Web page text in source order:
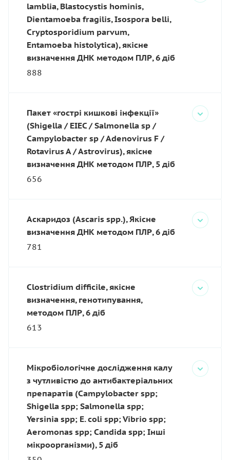
lamblia, Blastocystis hominis,
Dientamoeba fragilis, Isospora belli,
Cryptosporidium parvum,
Entamoeba histolytica), якісне
визначення ДНК методом ПЛР, 6 діб
888
Пакет «гострі кишкові інфекції»
(Shigella / ЕIEC / Salmonella sp /
Campylobacter sp / Adenovirus F /
Rotavirus A / Astrovirus), якісне
визначення ДНК методом ПЛР, 5 діб
656
Аскаридоз (Ascaris spp.), Якісне
визначення ДНК методом ПЛР, 6 діб
781
Clostridium difficile, якісне
визначення, генотипування,
методом ПЛР, 6 діб
613
Мікробіологічне дослідження калу
з чутливістю до антибактеріальних
препаратів (Campylobacter spp;
Shigella spp; Salmonella spp;
Yersinia spp; E. coli spp; Vibrio spp;
Aeromonas spp; Candida spp; Інші
мікроорганізми), 5 діб